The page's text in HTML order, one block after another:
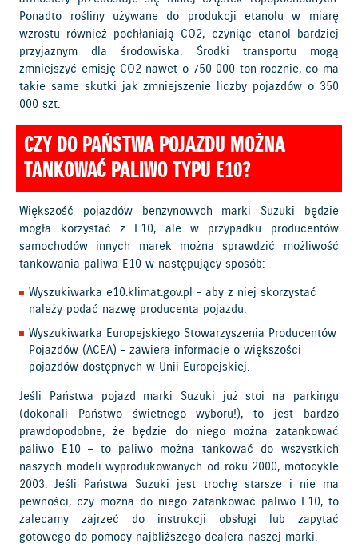
Ponadto rośliny używane do produkcji etanolu w miarę
wzrostu również pochłaniają CO2, czyniąc etanol bardziej
przyjaznym dla środowiska. Środki transportu mogą
zmniejszyć emisję CO2 nawet o 750 000 ton rocznie, co ma
takie same skutki jak zmniejszenie liczby pojazdów o 350
000 szt.
CZY DO PAŃSTWA POJAZDU MOŻNA
TANKOWAĆ PALIWO TYPU E10?
Większość pojazdów benzynowych marki Suzuki będzie
mogła korzystać z E10, ale w przypadku producentów
samochodów innych marek można sprawdzić możliwość
tankowania paliwa E10 w następujący sposób:
Wyszukiwarka e10.klimat.gov.pl – aby z niej skorzystać
należy podać nazwę producenta pojazdu.
Wyszukiwarka Europejskiego Stowarzyszenia Producentów
Pojazdów (ACEA) – zawiera informacje o większości
pojazdów dostępnych w Unii Europejskiej.
Jeśli Państwa pojazd marki Suzuki już stoi na parkingu
(dokonali Państwo świetnego wyboru!), to jest bardzo
prawdopodobne, że będzie do niego można zatankować
paliwo E10 – to paliwo można tankować do wszystkich
naszych modeli wyprodukowanych od roku 2000, motocykle
2003. Jeśli Państwa Suzuki jest trochę starsze i nie ma
pewności, czy można do niego zatankować paliwo E10, to
zalecamy zajrzeć do instrukcji obsługi lub zapytać
gotowego do pomocy najbliższego dealera naszej marki.